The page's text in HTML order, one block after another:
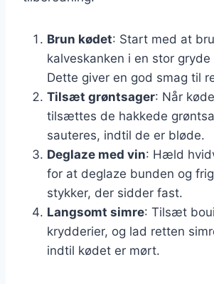
Brun kødet: Start med at
kalveskanken i en stor
Dette giver en god smag til
Tilsæt grøntsager: Når
tilsættes de hakkede
sauteres, indtil de er bløde.
Deglaze med vin: Hæld
for at deglaze bunden og
stykker, der sidder fast.
Langsomt simre: Tilsæt
krydderier, og lad retten
indtil kødet er mørt.